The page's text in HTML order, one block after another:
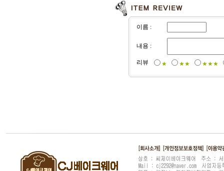
이름 :
내용 :
리뷰 ★ ★★ ★★★